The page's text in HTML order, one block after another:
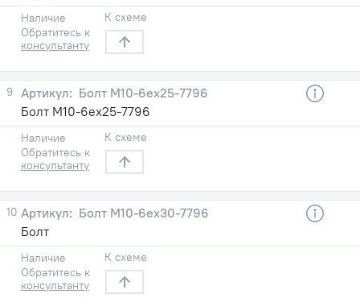
Наличие
Обратитесь к
консультанту
К схеме
9
Болт М10-6eх25-7796
Болт М10-6eх25-7796
Наличие
Обратитесь к
консультанту
К схеме
10
Болт М10-6eх30-7796
Болт
Наличие
Обратитесь к
консультанту
К схеме